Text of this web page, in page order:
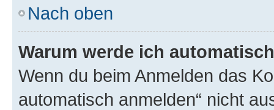
Nach oben
Warum werde ich
Wenn du beim Anmelden das
automatisch anmelden“ nicht